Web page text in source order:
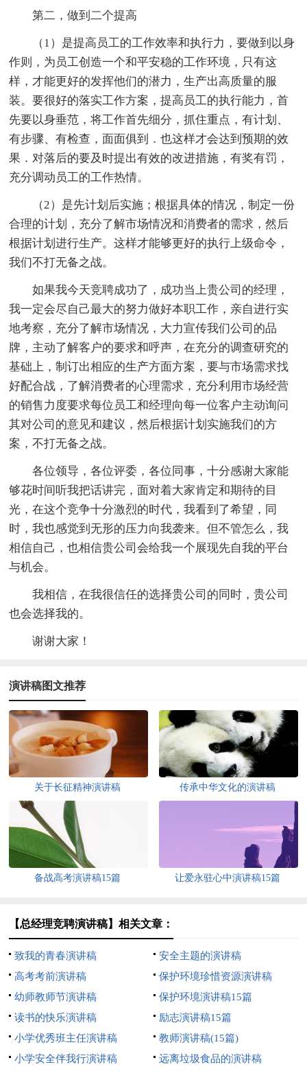
第二，做到二个提高
（1）是提高员工的工作效率和执行力，要做到以身
作则，为员工创造一个和平安稳的工作环境，只有这
样，才能更好的发挥他们的潜力，生产出高质量的服
装。要很好的落实工作方案，提高员工的执行能力，首
先要以身垂范，将工作首先细分，抓住重点，有计划、
有步骤、有检查，面面俱到．也这样才会达到预期的效
果．对落后的要及时提出有效的改进措施，有奖有罚，
充分调动员工的工作热情。
（2）是先计划后实施；根据具体的情况，制定一份
合理的计划，充分了解市场情况和消费者的需求，然后
根据计划进行生产。这样才能够更好的执行上级命令，
我们不打无备之战。
如果我今天竞聘成功了，成功当上贵公司的经理，
我一定会尽自己最大的努力做好本职工作，亲自进行实
地考察，充分了解市场情况，大力宣传我们公司的品
牌，主动了解客户的要求和呼声，在充分的调查研究的
基础上，制订出相应的生产方面方案，要与市场需求找
好配合战，了解消费者的心理需求，充分利用市场经营
的销售力度要求每位员工和经理向每一位客户主动询问
其对公司的意见和建议，然后根据计划实施我们的方
案，不打无备之战。
各位领导，各位评委，各位同事，十分感谢大家能
够花时间听我把话讲完，面对着大家肯定和期待的目
光，在这个竞争十分激烈的时代，我看到了希望，同
时，我也感觉到无形的压力向我袭来。但不管怎么，我
相信自己，也相信贵公司会给我一个展现先自我的平台
与机会。
我相信，在我很信任的选择贵公司的同时，贵公司
也会选择我的。
谢谢大家！
演讲稿图文推荐
关于长征精神演讲稿 传承中华文化的演讲稿
备战高考演讲稿15篇 让爱永驻心中演讲稿15篇
【总经理竞聘演讲稿】相关文章：
致我的青春演讲稿
安全主题的演讲稿
高考考前演讲稿
保护环境珍惜资源演讲稿
幼师教师节演讲稿
保护环境演讲稿15篇
读书的快乐演讲稿
励志演讲稿15篇
小学优秀班主任演讲稿
教师演讲稿(15篇)
小学安全伴我行演讲稿
远离垃圾食品的演讲稿